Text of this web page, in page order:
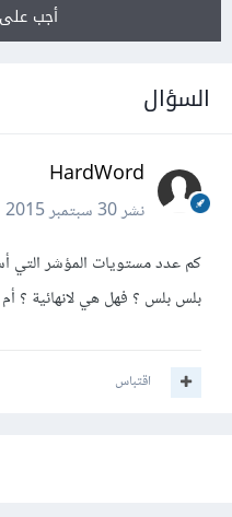
أجب
السؤال
HardWord
نشر30 سبتمبر 2015
كم عدد مستويات المؤشر التي
بلس بلس ؟ فهل هي لانهائية ؟
اقتباس